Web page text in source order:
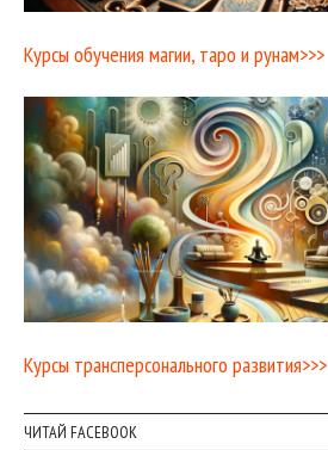
Курсы обучения магии, таро и рунам>>>
Курсы трансперсонального развития>>>
ЧИТАЙ FACEBOOK